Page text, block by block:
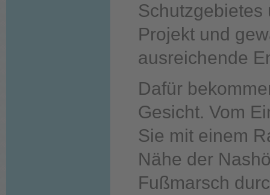
Schutzgebietes
Projekt und
ausreichende
Dafür
Gesicht. Vom
Sie mit einem
Nähe der
Fußmarsch